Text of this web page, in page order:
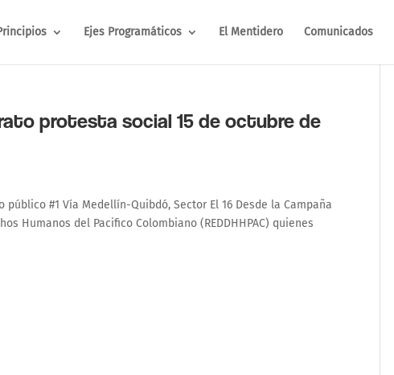
Ejes Programáticos El Mentidero Comunicados
protesta social 15 de octubre de
#1 Vía Medellín-Quibdó, Sector El 16 Desde la Campaña
Humanos del Pacifico Colombiano (REDDHHPAC) quienes